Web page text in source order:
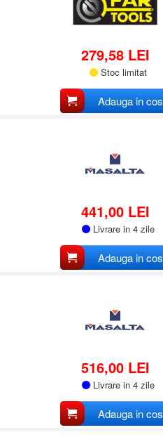
279,58 LEI
Stoc limitat
Adauga in cos
441,00 LEI
Livrare in 4 zile
Adauga in cos
516,00 LEI
Livrare in 4 zile
Adauga in cos